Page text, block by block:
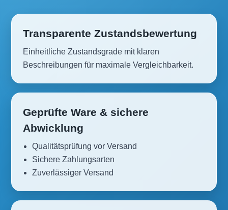
Transparente Zustandsbewertung
Einheitliche Zustandsgrade mit klaren
Beschreibungen für maximale Vergleichbarkeit.
Geprüfte Ware & sichere
Abwicklung
Qualitätsprüfung vor Versand
Sichere Zahlungsarten
Zuverlässiger Versand